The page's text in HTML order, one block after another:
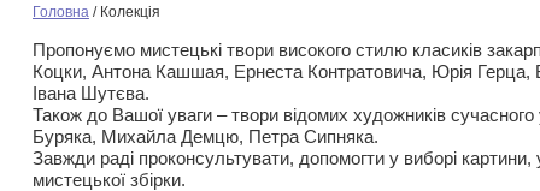
Головна / Колекція
Пропонуємо мистецькі твори високого стилю класиків
Коцки, Антона Кашшая, Ернеста Контратовича, Юрія
Івана Шутєва.
Також до Вашої уваги – твори відомих художників
Буряка, Михайла Демцю, Петра Сипняка.
Завжди раді проконсультувати, допомогти у виборі картини,
мистецької збірки.